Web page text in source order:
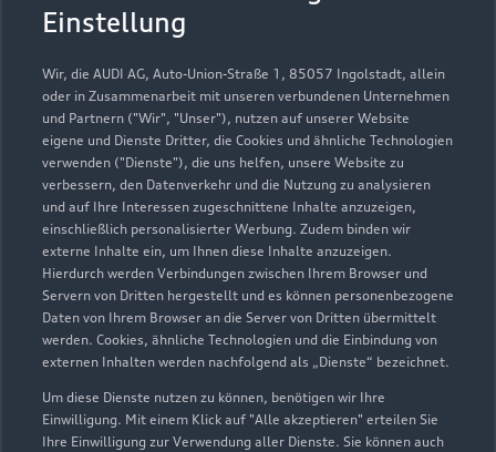
Einstellung
Wir, die AUDI AG, Auto-Union-Straße 1, 85057 Ingolstadt, allein
oder in Zusammenarbeit mit unseren verbundenen Unternehmen
und Partnern ("Wir", "Unser"), nutzen auf unserer Website
eigene und Dienste Dritter, die Cookies und ähnliche Technologien
verwenden ("Dienste"), die uns helfen, unsere Website zu
verbessern, den Datenverkehr und die Nutzung zu analysieren
und auf Ihre Interessen zugeschnittene Inhalte anzuzeigen,
einschließlich personalisierter Werbung. Zudem binden wir
externe Inhalte ein, um Ihnen diese Inhalte anzuzeigen.
Hierdurch werden Verbindungen zwischen Ihrem Browser und
Servern von Dritten hergestellt und es können personenbezogene
Daten von Ihrem Browser an die Server von Dritten übermittelt
werden. Cookies, ähnliche Technologien und die Einbindung von
externen Inhalten werden nachfolgend als „Dienste“ bezeichnet.
Um diese Dienste nutzen zu können, benötigen wir Ihre
Einwilligung. Mit einem Klick auf "Alle akzeptieren" erteilen Sie
Ihre Einwilligung zur Verwendung aller Dienste. Sie können auch
Geschlossen
Montag 07:00
Teile- & Zubehörverkauf
Geschlossen,öffnet amMontag 07:00